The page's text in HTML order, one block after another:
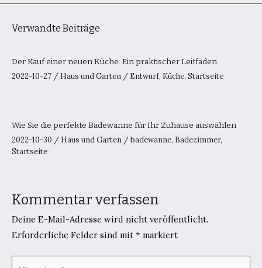
Verwandte Beiträge
Der Kauf einer neuen Küche: Ein praktischer Leitfaden
2022-10-27 / Haus und Garten / Entwurf, Küche, Startseite
Wie Sie die perfekte Badewanne für Ihr Zuhause auswählen
2022-10-30 / Haus und Garten /badewanne, Badezimmer,
Startseite
Kommentar verfassen
Deine E-Mail-Adresse wird nicht veröffentlicht.
Erforderliche Felder sind mit * markiert